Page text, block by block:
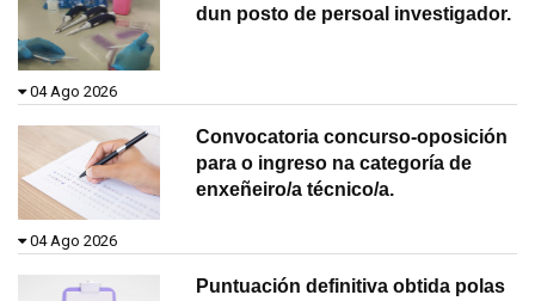
dun posto de persoal investigador.
04 Ago 2026
Convocatoria concurso-oposición
para o ingreso na categoría de
enxeñeiro/a técnico/a.
04 Ago 2026
Puntuación definitiva obtida polas